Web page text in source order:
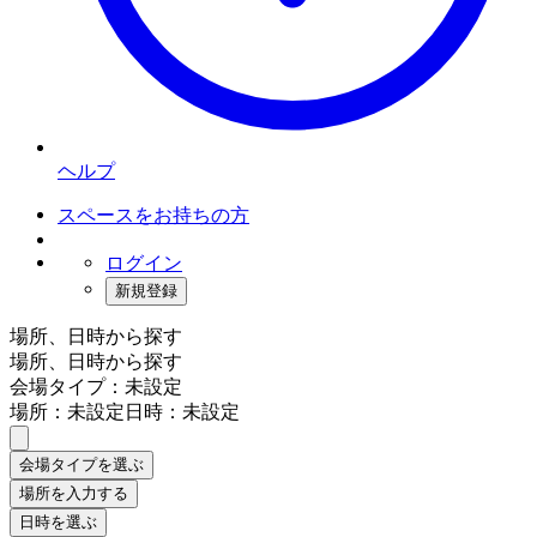
ヘルプ
スペースをお持ちの方
ログイン
新規登録
場所、日時から探す
場所、日時から探す
会場タイプ：未設定
場所：未設定日時：未設定
会場タイプを選ぶ
場所を入力する
日時を選ぶ